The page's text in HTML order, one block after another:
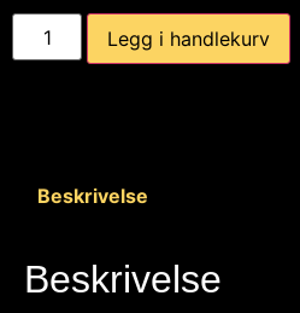
Legg i handlekurv
Beskrivelse
Beskrivelse